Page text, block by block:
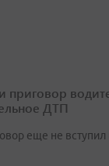
приговор
ДТП
еще не вступил